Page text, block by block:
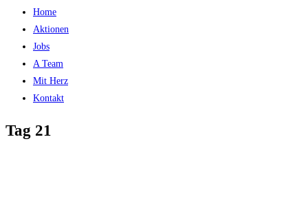
Home
Aktionen
Jobs
A Team
Mit Herz
Kontakt
Tag 21